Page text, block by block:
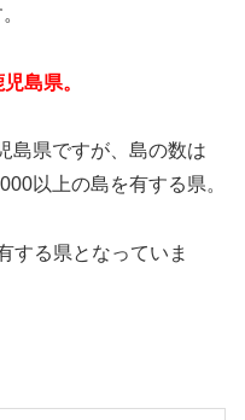
島県。
島県ですが、島の数は
以上の島を有する県。
する県となっていま